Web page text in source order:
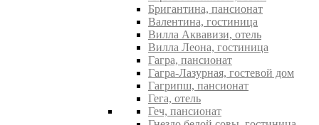
Бригантина, пансионат
Валентина, гостиница
Вилла Аквавизи, отель
Вилла Леона, гостиница
Гагра, пансионат
Гагра-Лазурная, гостевой дом
Гагрипш, пансионат
Гега, отель
Геч, пансионат